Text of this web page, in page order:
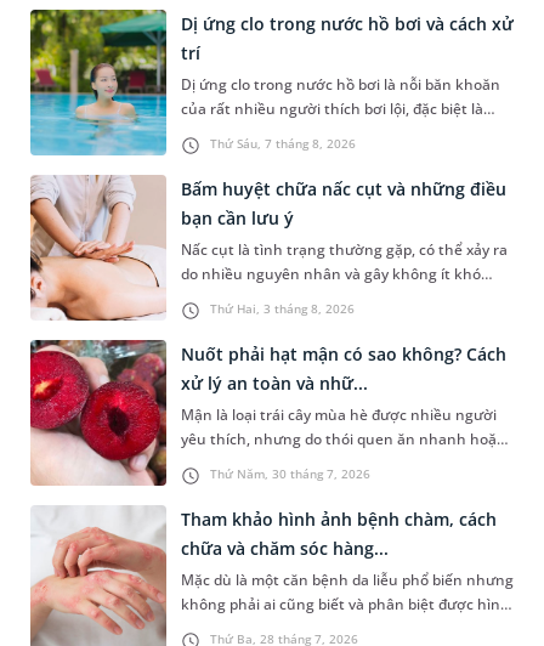
Thứ Sáu, 7 tháng 8, 2026
Dị ứng clo trong nước hồ bơi và cách xử
trí
Dị ứng clo trong nước hồ bơi là nỗi băn khoăn
của rất nhiều người thích bơi lội, đặc biệt là
những trường hợp thường xuyên bơi ở những
hồ bơi nhân tạo. Bài viết dưới đây sẽ giúp bạn
hiểu rõ hơn về biểu hiện dị ứng với clo có trong
nước hồ bơi và một số cách xử trí hiệu quả để
bảo vệ làn da của bạn.
Thứ Hai, 3 tháng 8, 2026
Bấm huyệt chữa nấc cụt và những điều
bạn cần lưu ý
Nấc cụt là tình trạng thường gặp, có thể xảy ra
do nhiều nguyên nhân và gây không ít khó
chịu. Bấm huyệt chữa nấc cụt là một trong
những phương pháp được nhiều người tìm
hiểu để hỗ trợ tình trạng này. Mời bạn cùng
tìm hiểu sâu hơn về phương pháp chữa nấc cụt
này trong bài viết dưới đây.
Thứ Năm, 30 tháng 7, 2026
Nuốt phải hạt mận có sao không? Cách
xử lý an toàn và nhữ...
Mận là loại trái cây mùa hè được nhiều người
yêu thích, nhưng do thói quen ăn nhanh hoặc
sơ suất, không ít người đã vô tình nuốt phải
hạt mận. Cấu tạo hạt mận thường cứng, có hai
đầu nhọn nên khi đi vào đường tiêu hóa rất dễ
gây ra tâm lý hoang mang, lo lắng cho người
gặp phải. Bài viết dưới đây sẽ giải đáp chi tiết
giúp bạn thắc mắc nuốt phải hạt mận có sao
không dưới góc nhìn y khoa và hướng dẫn cách
xử trí an toàn, kịp thời nhất.
Thứ Ba, 28 tháng 7, 2026
Tham khảo hình ảnh bệnh chàm, cách
chữa và chăm sóc hàng...
Mặc dù là một căn bệnh da liễu phổ biến nhưng
không phải ai cũng biết và phân biệt được hình
ảnh bệnh chàm ở từng thể. Bài viết sau sẽ giúp